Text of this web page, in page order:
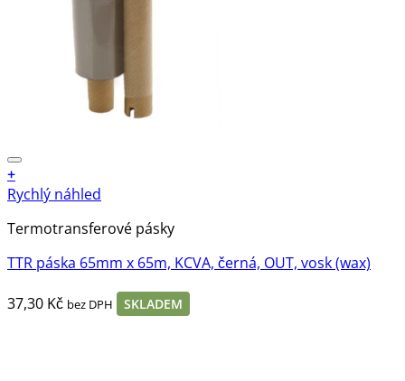
+
Rychlý náhled
Termotransferové pásky
TTR páska 65mm x 65m, KCVA, černá, OUT, vosk (wax)
37,30 Kč bez DPH SKLADEM